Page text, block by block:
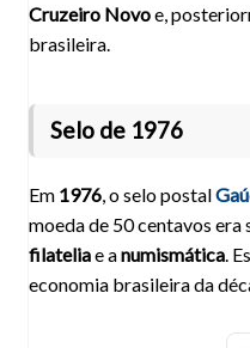
Cruzeiro Novoe,
brasileira.
Selo de 1976
Em 1976 , o selo postal
moeda de 50 centavos
filateliae anumismática .
economia brasileira da